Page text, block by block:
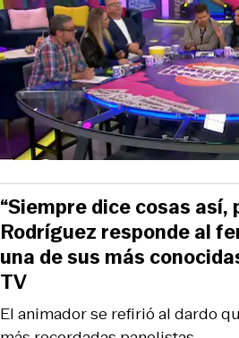
El animador se refirió al dardo
“Siempre dice cosas así,
Rodríguez responde al
una de sus más
TV